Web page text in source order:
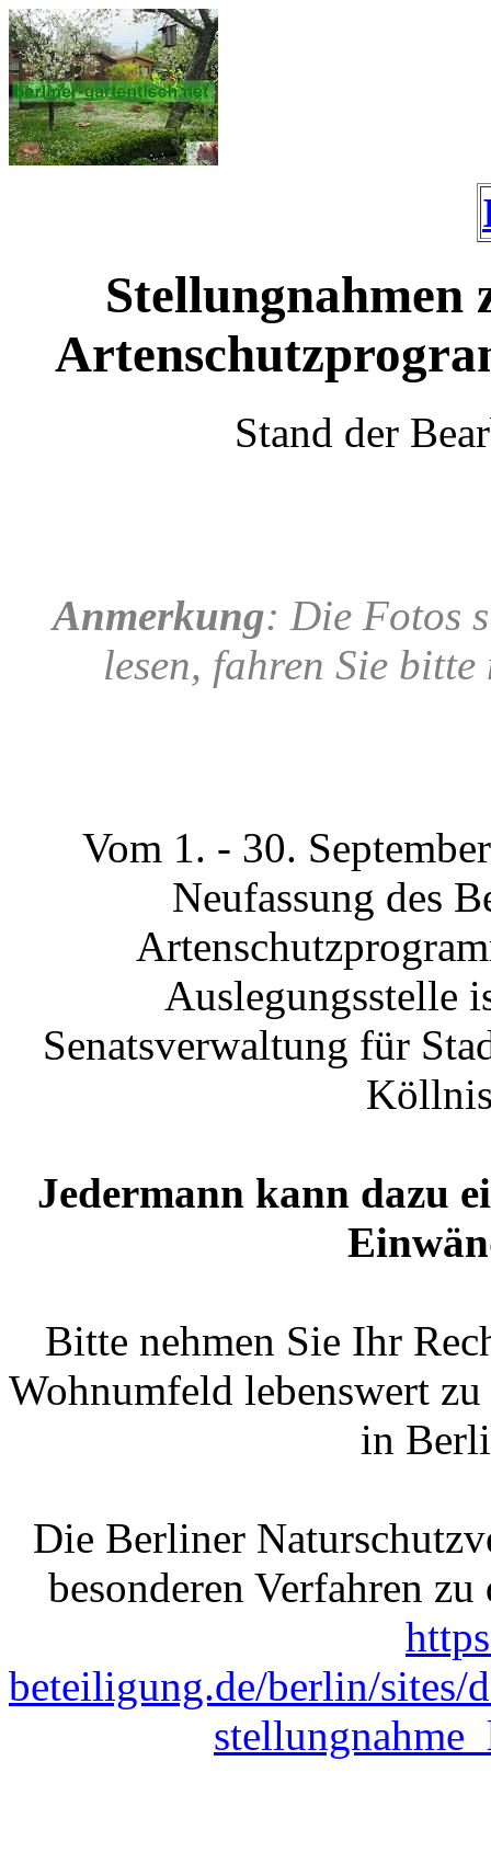
Stellungnahmen
Stand der
Anmerkung: Die Fotos
lesen, fahren Sie
Vom 1. - 30.
Neufassung des
Auslegungsstelle
Senatsverwaltung für
Jedermann kann dazu
Bitte nehmen Sie Ihr
Wohnumfeld lebenswert
in
Die Berliner
besonderen Verfahren
beteiligung.de/berlin/sites/